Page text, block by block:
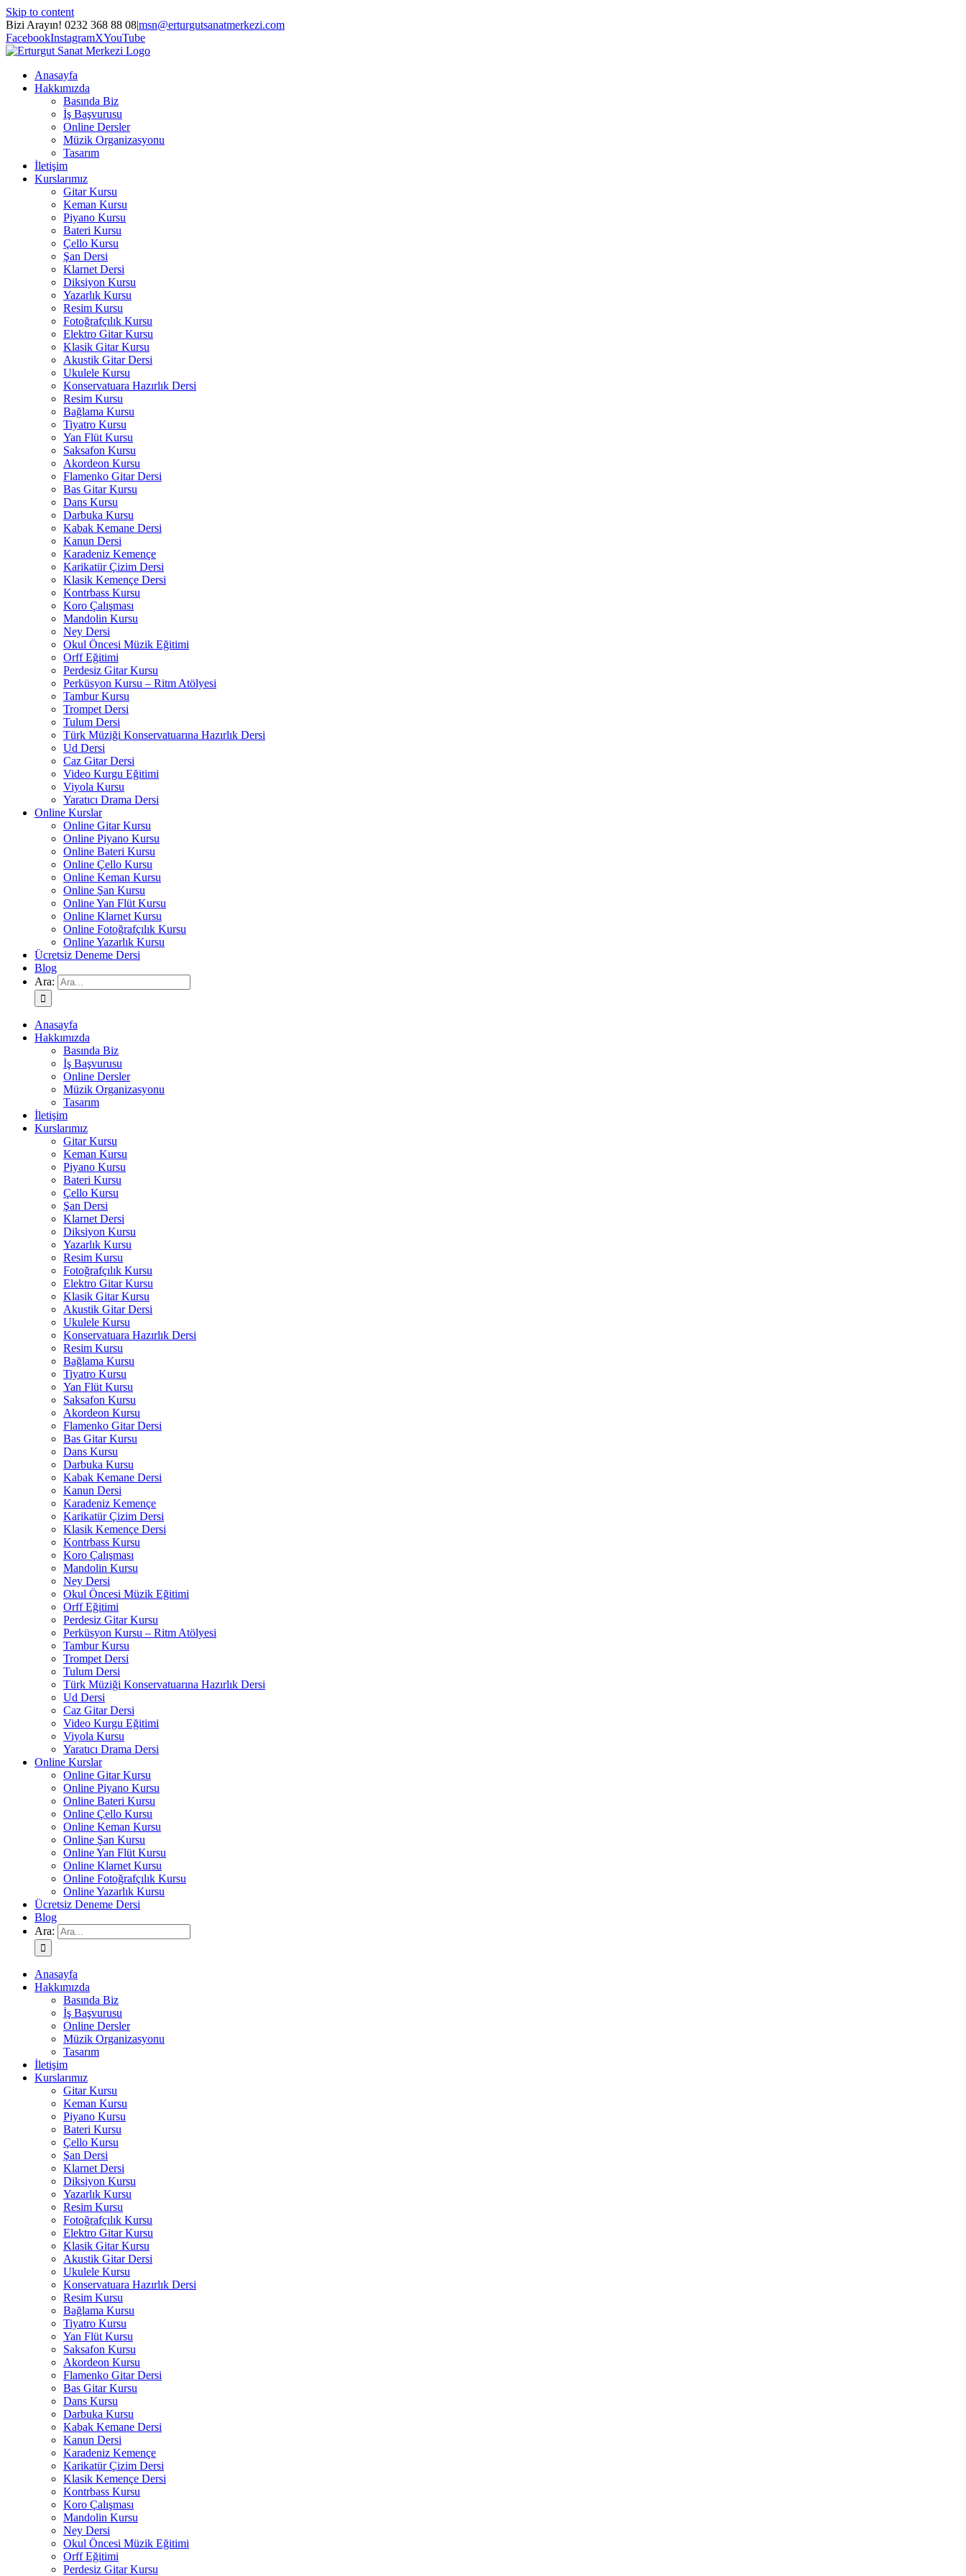
Skip to content
Bizi Arayın! 0232 368 88 08|msn@erturgutsanatmerkezi.com
FacebookInstagramXYouTube
Anasayfa
Hakkımızda
Basında Biz
İş Başvurusu
Online Dersler
Müzik Organizasyonu
Tasarım
İletişim
Kurslarımız
Gitar Kursu
Keman Kursu
Piyano Kursu
Bateri Kursu
Çello Kursu
Şan Dersi
Klarnet Dersi
Diksiyon Kursu
Yazarlık Kursu
Resim Kursu
Fotoğrafçılık Kursu
Elektro Gitar Kursu
Klasik Gitar Kursu
Akustik Gitar Dersi
Ukulele Kursu
Konservatuara Hazırlık Dersi
Resim Kursu
Bağlama Kursu
Tiyatro Kursu
Yan Flüt Kursu
Saksafon Kursu
Akordeon Kursu
Flamenko Gitar Dersi
Bas Gitar Kursu
Dans Kursu
Darbuka Kursu
Kabak Kemane Dersi
Kanun Dersi
Karadeniz Kemençe
Karikatür Çizim Dersi
Klasik Kemençe Dersi
Kontrbass Kursu
Koro Çalışması
Mandolin Kursu
Ney Dersi
Okul Öncesi Müzik Eğitimi
Orff Eğitimi
Perdesiz Gitar Kursu
Perküsyon Kursu – Ritm Atölyesi
Tambur Kursu
Trompet Dersi
Tulum Dersi
Türk Müziği Konservatuarına Hazırlık Dersi
Ud Dersi
Caz Gitar Dersi
Video Kurgu Eğitimi
Viyola Kursu
Yaratıcı Drama Dersi
Online Kurslar
Online Gitar Kursu
Online Piyano Kursu
Online Bateri Kursu
Online Çello Kursu
Online Keman Kursu
Online Şan Kursu
Online Yan Flüt Kursu
Online Klarnet Kursu
Online Fotoğrafçılık Kursu
Online Yazarlık Kursu
Ücretsiz Deneme Dersi
Blog
Ara:
Anasayfa
Hakkımızda
Basında Biz
İş Başvurusu
Online Dersler
Müzik Organizasyonu
Tasarım
İletişim
Kurslarımız
Gitar Kursu
Keman Kursu
Piyano Kursu
Bateri Kursu
Çello Kursu
Şan Dersi
Klarnet Dersi
Diksiyon Kursu
Yazarlık Kursu
Resim Kursu
Fotoğrafçılık Kursu
Elektro Gitar Kursu
Klasik Gitar Kursu
Akustik Gitar Dersi
Ukulele Kursu
Konservatuara Hazırlık Dersi
Resim Kursu
Bağlama Kursu
Tiyatro Kursu
Yan Flüt Kursu
Saksafon Kursu
Akordeon Kursu
Flamenko Gitar Dersi
Bas Gitar Kursu
Dans Kursu
Darbuka Kursu
Kabak Kemane Dersi
Kanun Dersi
Karadeniz Kemençe
Karikatür Çizim Dersi
Klasik Kemençe Dersi
Kontrbass Kursu
Koro Çalışması
Mandolin Kursu
Ney Dersi
Okul Öncesi Müzik Eğitimi
Orff Eğitimi
Perdesiz Gitar Kursu
Perküsyon Kursu – Ritm Atölyesi
Tambur Kursu
Trompet Dersi
Tulum Dersi
Türk Müziği Konservatuarına Hazırlık Dersi
Ud Dersi
Caz Gitar Dersi
Video Kurgu Eğitimi
Viyola Kursu
Yaratıcı Drama Dersi
Online Kurslar
Online Gitar Kursu
Online Piyano Kursu
Online Bateri Kursu
Online Çello Kursu
Online Keman Kursu
Online Şan Kursu
Online Yan Flüt Kursu
Online Klarnet Kursu
Online Fotoğrafçılık Kursu
Online Yazarlık Kursu
Ücretsiz Deneme Dersi
Blog
Ara:
Anasayfa
Hakkımızda
Basında Biz
İş Başvurusu
Online Dersler
Müzik Organizasyonu
Tasarım
İletişim
Kurslarımız
Gitar Kursu
Keman Kursu
Piyano Kursu
Bateri Kursu
Çello Kursu
Şan Dersi
Klarnet Dersi
Diksiyon Kursu
Yazarlık Kursu
Resim Kursu
Fotoğrafçılık Kursu
Elektro Gitar Kursu
Klasik Gitar Kursu
Akustik Gitar Dersi
Ukulele Kursu
Konservatuara Hazırlık Dersi
Resim Kursu
Bağlama Kursu
Tiyatro Kursu
Yan Flüt Kursu
Saksafon Kursu
Akordeon Kursu
Flamenko Gitar Dersi
Bas Gitar Kursu
Dans Kursu
Darbuka Kursu
Kabak Kemane Dersi
Kanun Dersi
Karadeniz Kemençe
Karikatür Çizim Dersi
Klasik Kemençe Dersi
Kontrbass Kursu
Koro Çalışması
Mandolin Kursu
Ney Dersi
Okul Öncesi Müzik Eğitimi
Orff Eğitimi
Perdesiz Gitar Kursu